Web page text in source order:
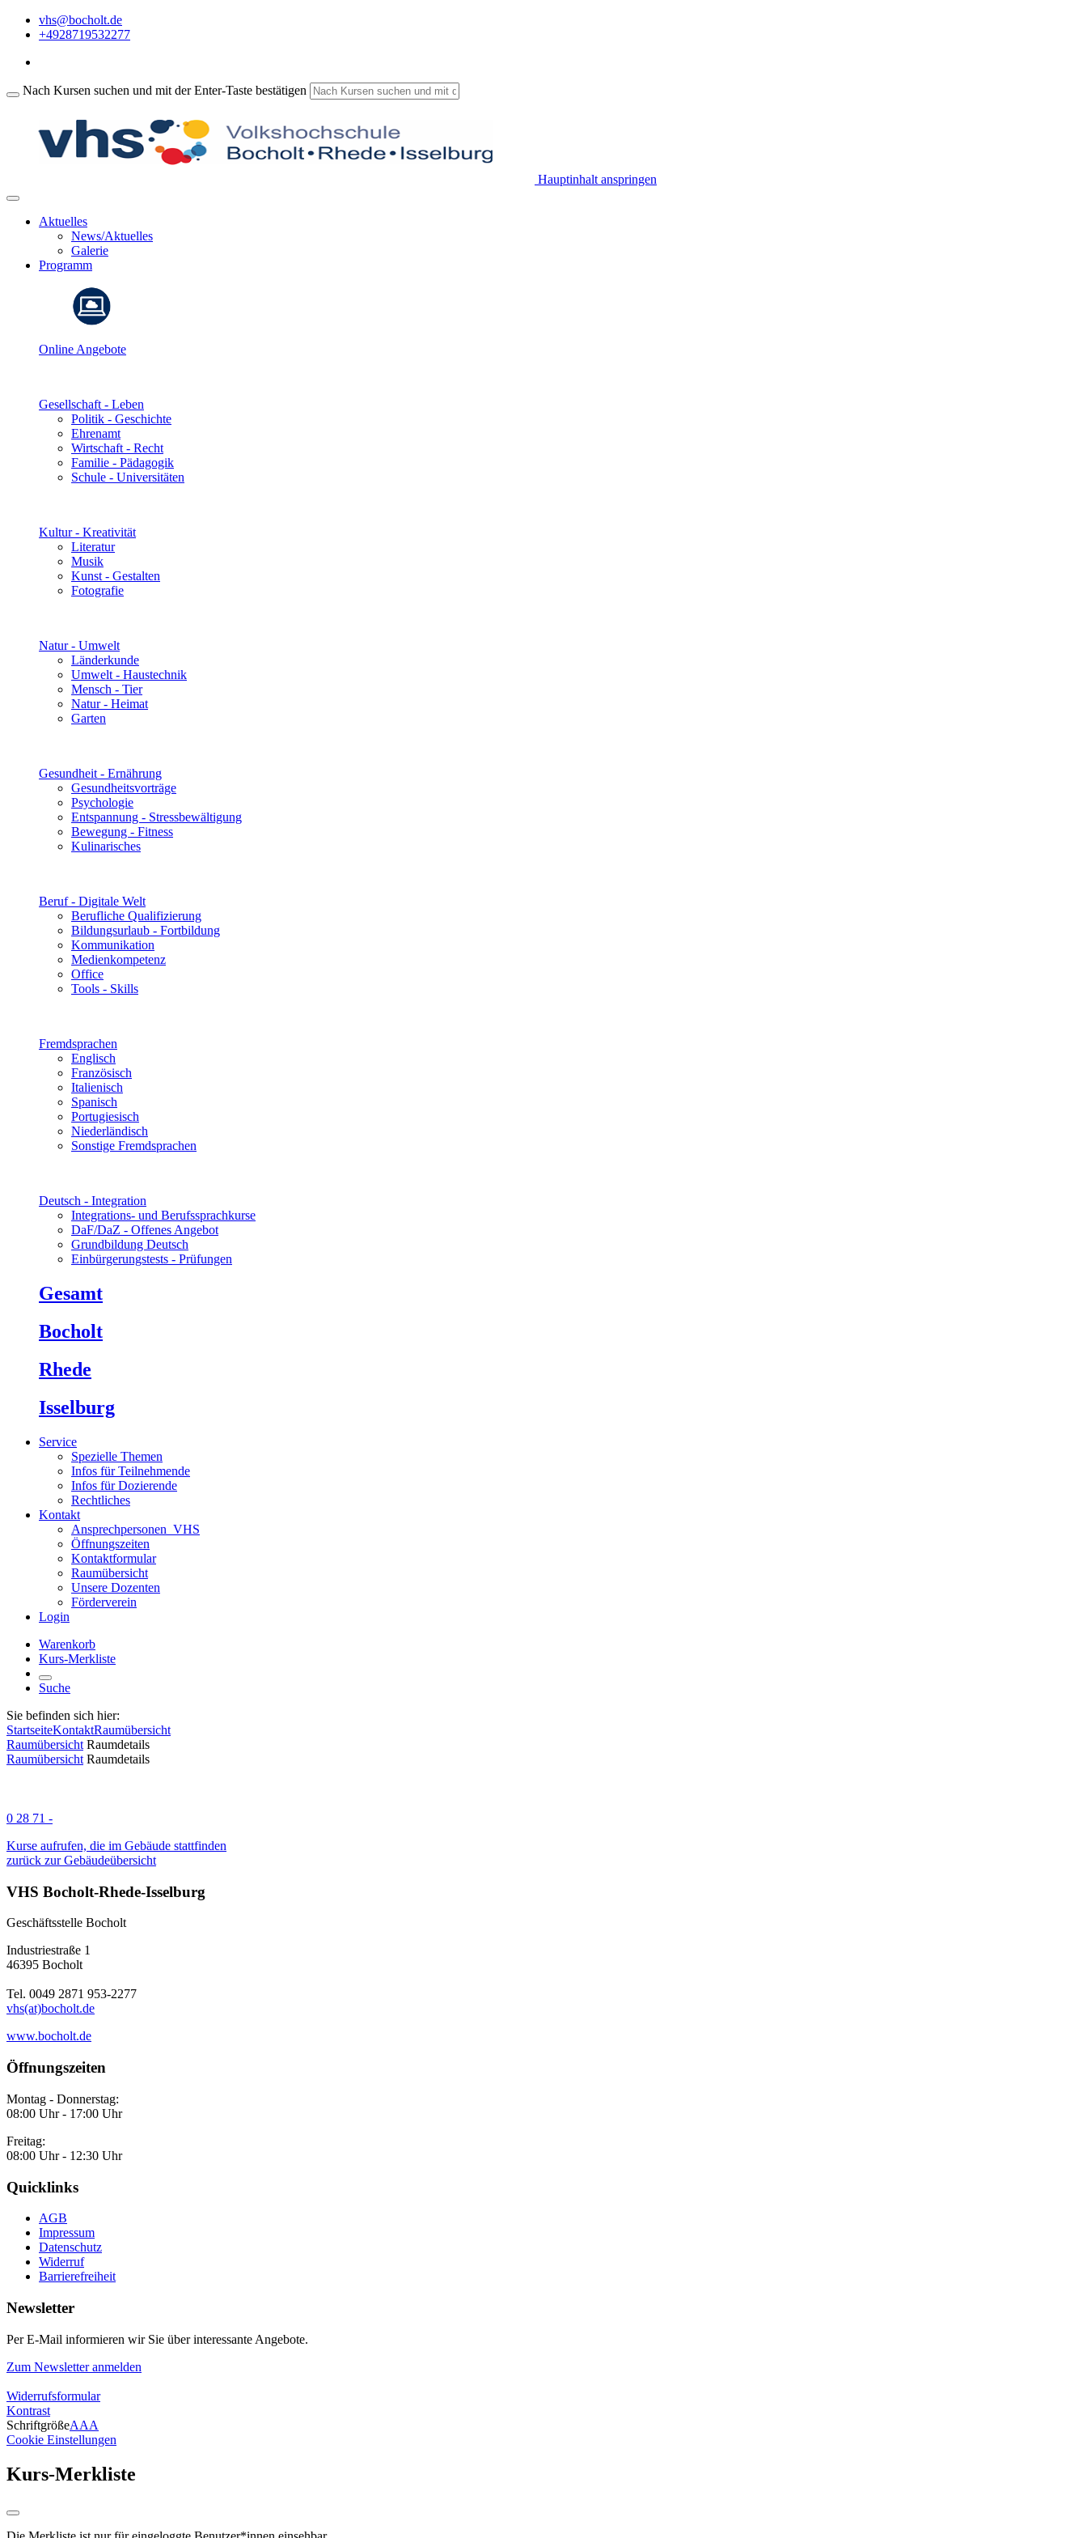
vhs@bocholt.de
+4928719532277
Nach Kursen suchen und mit der Enter-Taste bestätigen
Hauptinhalt anspringen
Aktuelles
News/Aktuelles
Galerie
Programm
Online Angebote
Gesellschaft - Leben
Politik - Geschichte
Ehrenamt
Wirtschaft - Recht
Familie - Pädagogik
Schule - Universitäten
Kultur - Kreativität
Literatur
Musik
Kunst - Gestalten
Fotografie
Natur - Umwelt
Länderkunde
Umwelt - Haustechnik
Mensch - Tier
Natur - Heimat
Garten
Gesundheit - Ernährung
Gesundheitsvorträge
Psychologie
Entspannung - Stressbewältigung
Bewegung - Fitness
Kulinarisches
Beruf - Digitale Welt
Berufliche Qualifizierung
Bildungsurlaub - Fortbildung
Kommunikation
Medienkompetenz
Office
Tools - Skills
Fremdsprachen
Englisch
Französisch
Italienisch
Spanisch
Portugiesisch
Niederländisch
Sonstige Fremdsprachen
Deutsch - Integration
Integrations- und Berufssprachkurse
DaF/DaZ - Offenes Angebot
Grundbildung Deutsch
Einbürgerungstests - Prüfungen
Gesamt
Bocholt
Rhede
Isselburg
Service
Spezielle Themen
Infos für Teilnehmende
Infos für Dozierende
Rechtliches
Kontakt
Ansprechpersonen_VHS
Öffnungszeiten
Kontaktformular
Raumübersicht
Unsere Dozenten
Förderverein
Login
Warenkorb
Kurs-Merkliste
Suche
Sie befinden sich hier:
StartseiteKontaktRaumübersicht
Raumübersicht Raumdetails
Raumübersicht Raumdetails
0 28 71 -
Kurse aufrufen, die im Gebäude stattfinden
zurück zur Gebäudeübersicht
VHS Bocholt-Rhede-Isselburg
Geschäftsstelle Bocholt
Industriestraße 1
46395 Bocholt
Tel. 0049 2871 953-2277
vhs(at)bocholt.de
www.bocholt.de
Öffnungszeiten
Montag - Donnerstag:
08:00 Uhr - 17:00 Uhr
Freitag:
08:00 Uhr - 12:30 Uhr
Quicklinks
AGB
Impressum
Datenschutz
Widerruf
Barrierefreiheit
Newsletter
Per E-Mail informieren wir Sie über interessante Angebote.
Zum Newsletter anmelden
Widerrufsformular
Kontrast
SchriftgrößeAAA
Cookie Einstellungen
Kurs-Merkliste